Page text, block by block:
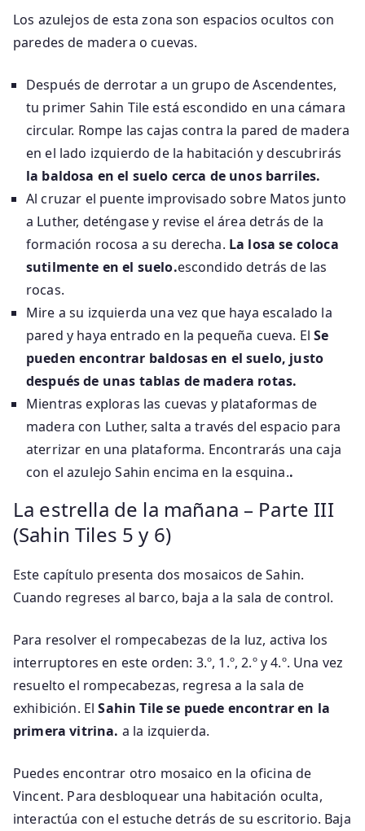
Los azulejos de esta zona son espacios ocultos con
paredes de madera o cuevas.
Después de derrotar a un grupo de Ascendentes,
tu primer Sahin Tile está escondido en una cámara
circular. Rompe las cajas contra la pared de madera
en el lado izquierdo de la habitación y descubrirás
la baldosa en el suelo cerca de unos barriles.
Al cruzar el puente improvisado sobre Matos junto
a Luther, deténgase y revise el área detrás de la
formación rocosa a su derecha. La losa se coloca
sutilmente en el suelo.escondido detrás de las
rocas.
Mire a su izquierda una vez que haya escalado la
pared y haya entrado en la pequeña cueva. ElSe
pueden encontrar baldosas en el suelo, justo
después de unas tablas de madera rotas.
Mientras exploras las cuevas y plataformas de
madera con Luther, salta a través del espacio para
aterrizar en una plataforma. Encontrarás una caja
con el azulejo Sahin encima en la esquina..
La estrella de la mañana – Parte III
(Sahin Tiles 5 y 6)
Este capítulo presenta dos mosaicos de Sahin.
Cuando regreses al barco, baja a la sala de control.
Para resolver el rompecabezas de la luz, activa los
interruptores en este orden: 3.º, 1.º, 2.º y 4.º. Una vez
resuelto el rompecabezas, regresa a la sala de
exhibición. ElSahin Tile se puede encontrar en la
primera vitrina. a la izquierda.
Puedes encontrar otro mosaico en la oficina de
Vincent. Para desbloquear una habitación oculta,
interactúa con el estuche detrás de su escritorio. Baja